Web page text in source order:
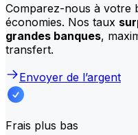
Comparez-nous à votre
économies. Nos taux
grandes banques,
transfert.
Envoyer de l’argent
Frais plus bas